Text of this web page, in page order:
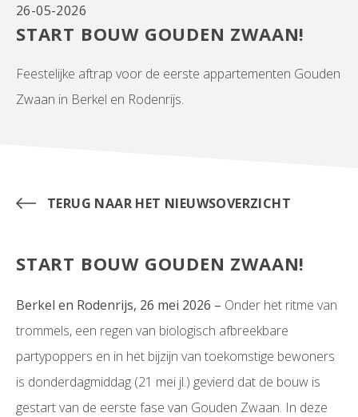
26-05-2026
START BOUW GOUDEN ZWAAN!
Feestelijke aftrap voor de eerste appartementen Gouden
Zwaan in Berkel en Rodenrijs.
TERUG NAAR HET NIEUWSOVERZICHT
START BOUW GOUDEN ZWAAN!
Berkel en Rodenrijs, 26 mei 2026 – Onder het ritme van
trommels, een regen van biologisch afbreekbare
partypoppers en in het bijzijn van toekomstige bewoners
is donderdagmiddag (21 mei jl.) gevierd dat de bouw is
gestart van de eerste fase van Gouden Zwaan. In deze